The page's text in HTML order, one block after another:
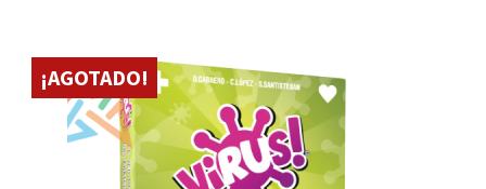
¡AGOTADO!